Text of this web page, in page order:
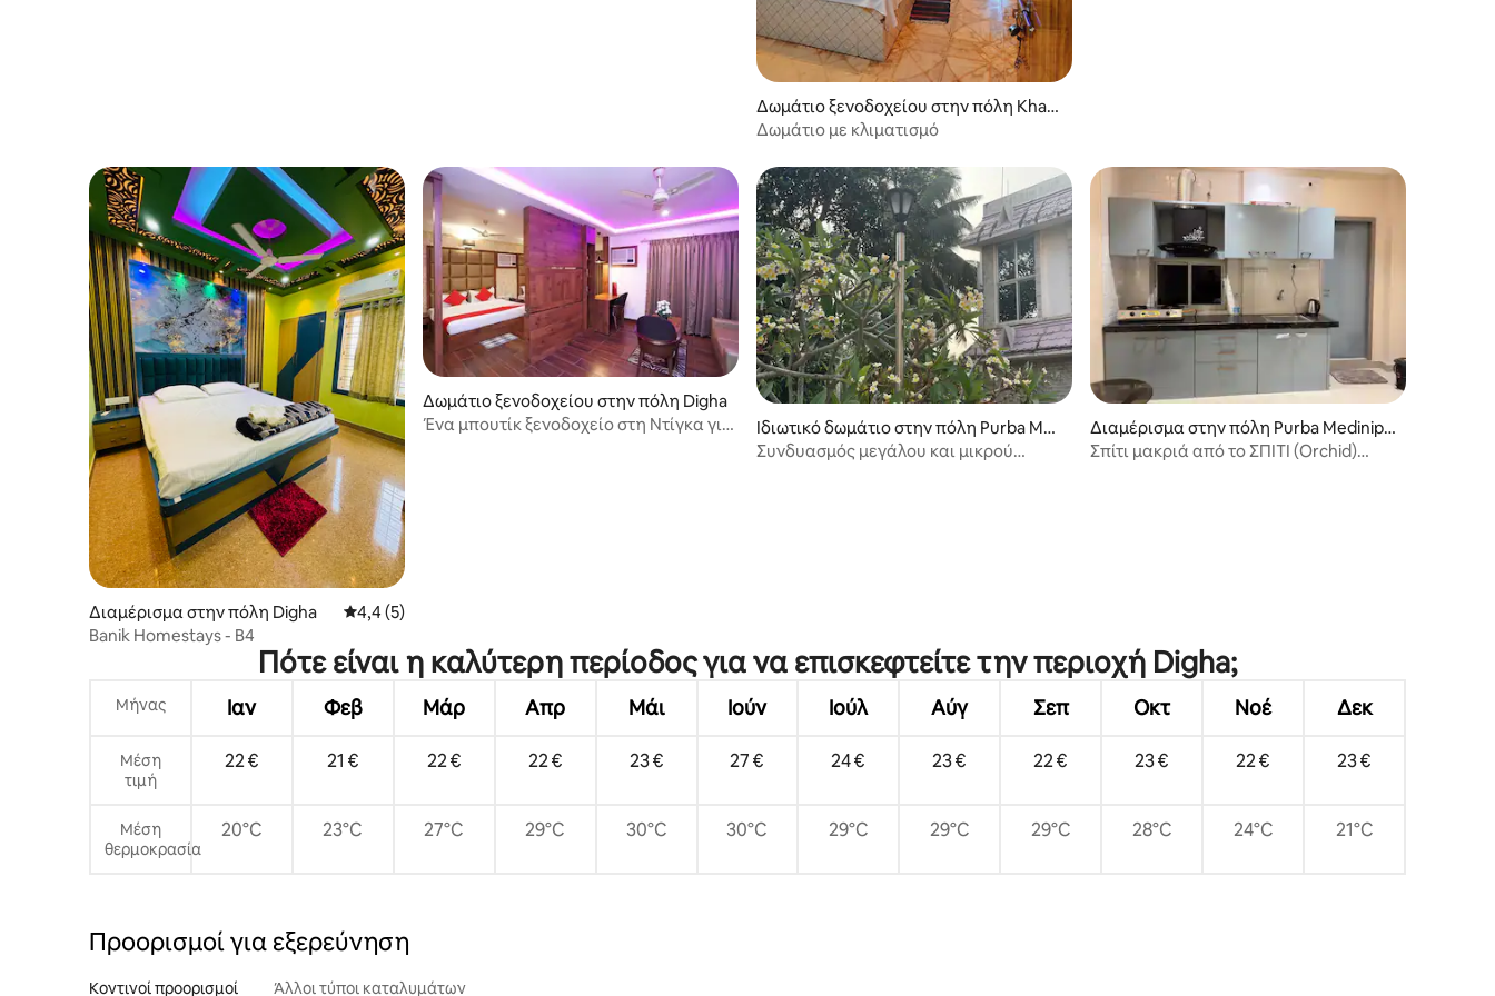
Δωμάτιο ξενοδοχείου στην πόλη Khad
algobra
Δωμάτιο με κλιματισμό
Διαμέρισμα στην πόλη Digha Μέση βαθμολογία: 4,4 στα 5, 5 κριτικές
4,4 (5)
Banik Homestays - B4
Δωμάτιο ξενοδοχείου στην πόλη Digha
Ένα μπουτίκ ξενοδοχείο στη Ντίγκα για
Ιδιωτικό δωμάτιο στην πόλη Purba Med
inipur
Συνδυασμός μεγάλου και μικρού
Διαμέρισμα στην πόλη Purba Medinipu
r
Σπίτι μακριά από το ΣΠΙΤΙ (Orchid)
Πότε είναι η καλύτερη περίοδος για να επισκεφτείτε την περιοχή Digha;
Μήνας Ιαν Φεβ Μάρ Απρ Μάι Ιούν Ιούλ Αύγ Σεπ Οκτ Νοέ Δεκ
Μέση
τιμή
22 € 21 € 22 € 22 € 23 € 27 € 24 € 23 € 22 € 23 € 22 € 23 €
Μέση
θερμοκρασία
20°C 23°C 27°C 29°C 30°C 30°C 29°C 29°C 29°C 28°C 24°C 21°C
Προορισμοί για εξερεύνηση
Κοντινοί προορισμοί Άλλοι τύποι καταλυμάτων